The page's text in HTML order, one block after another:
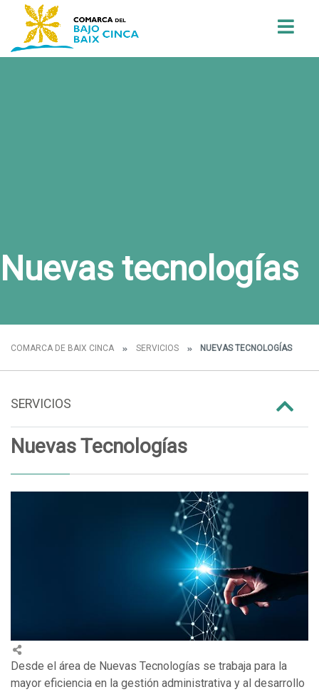
Nuevas tecnologías
COMARCA DE BAIX CINCA SERVICIOS NUEVAS TECNOLOGÍAS
SERVICIOS
Nuevas Tecnologías
Desde el área de Nuevas Tecnologías se trabaja para la
mayor eficiencia en la gestión administrativa y al desarrollo